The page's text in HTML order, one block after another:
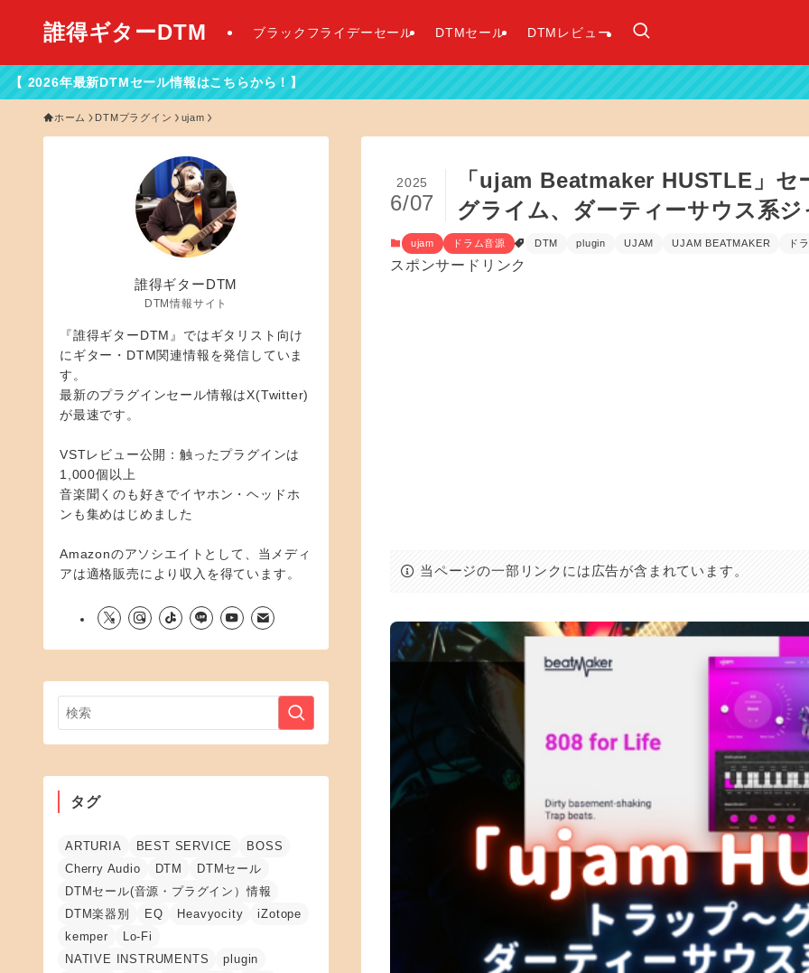
誰得ギターDTM ブラックフライデーセール DTMセール DTMレビュー
ル情報はこちらから！】
ホーム DTMプラグイン ujam
「ujam Beatmaker HUSTLE」
グライム、ダーティーサウス系
2025
6/07
ujam ドラム音源 DTM plugin UJAM UJAM BEATMAKER ド
スポンサードリンク
当ページの一部リンクには広告が含まれています。
誰得ギターDTM
DTM情報サイト
『誰得ギターDTM』ではギタリスト向け
にギター・DTM関連情報を発信していま
す。
最新のプラグインセール情報はX(Twitter)
が最速です。
VSTレビュー公開：触ったプラグインは
1,000個以上
音楽聞くのも好きでイヤホン・ヘッドホ
ンも集めはじめました
Amazonのアソシエイトとして、当メディ
アは適格販売により収入を得ています。
タグ
ARTURIA BEST SERVICE
BOSS
Cherry Audio
DTM
DTMセール
DTMセール(音源・プラグイン）情報
DTM楽器別
EQ Heavyocity
iZotope
kemper
Lo-Fi
NATIVE INSTRUMENTS
plugin